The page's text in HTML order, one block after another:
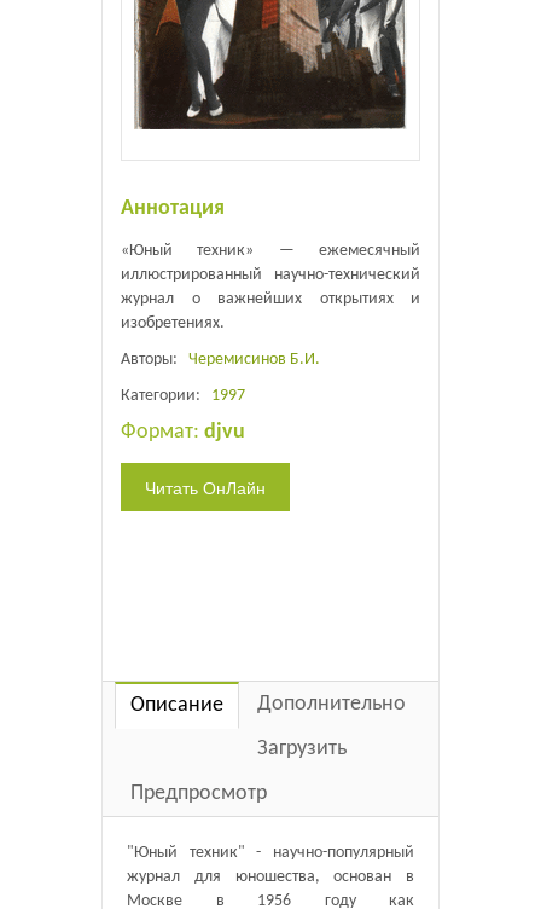
Аннотация
«Юный техник» — ежемесячный
иллюстрированный научно-технический
журнал о важнейших открытиях и
изобретениях.
Авторы: Черемисинов Б.И.
Категории: 1997
Формат: djvu
Описание
Дополнительно
Загрузить
Предпросмотр
"Юный техник" - научно-популярный
журнал для юношества, основан в
Москве в 1956 году как